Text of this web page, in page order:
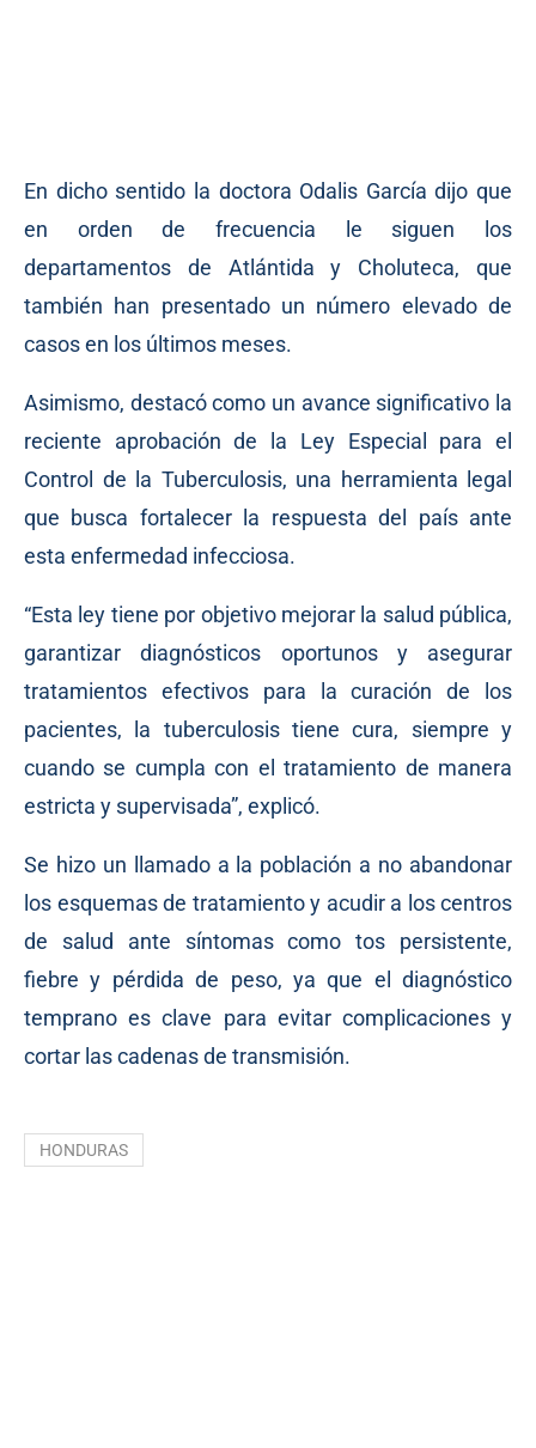
En dicho sentido la doctora Odalis García dijo que
en orden de frecuencia le siguen los
departamentos de Atlántida y Choluteca, que
también han presentado un número elevado de
casos en los últimos meses.
Asimismo, destacó como un avance significativo la
reciente aprobación de la Ley Especial para el
Control de la Tuberculosis, una herramienta legal
que busca fortalecer la respuesta del país ante
esta enfermedad infecciosa.
“Esta ley tiene por objetivo mejorar la salud pública,
garantizar diagnósticos oportunos y asegurar
tratamientos efectivos para la curación de los
pacientes, la tuberculosis tiene cura, siempre y
cuando se cumpla con el tratamiento de manera
estricta y supervisada”, explicó.
Se hizo un llamado a la población a no abandonar
los esquemas de tratamiento y acudir a los centros
de salud ante síntomas como tos persistente,
fiebre y pérdida de peso, ya que el diagnóstico
temprano es clave para evitar complicaciones y
cortar las cadenas de transmisión.
HONDURAS